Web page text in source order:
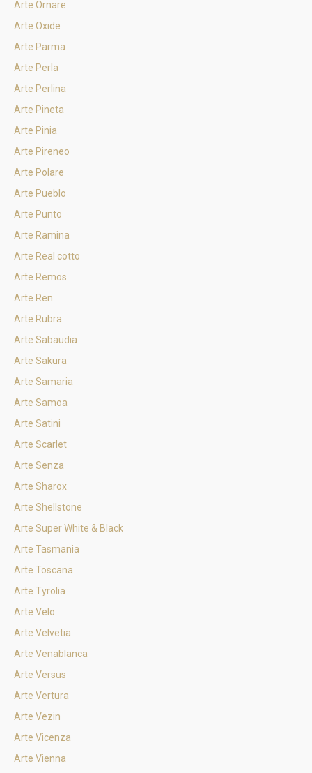
Arte Ornare
Arte Oxide
Arte Parma
Arte Perla
Arte Perlina
Arte Pineta
Arte Pinia
Arte Pireneo
Arte Polare
Arte Pueblo
Arte Punto
Arte Ramina
Arte Real cotto
Arte Remos
Arte Ren
Arte Rubra
Arte Sabaudia
Arte Sakura
Arte Samaria
Arte Samoa
Arte Satini
Arte Scarlet
Arte Senza
Arte Sharox
Arte Shellstone
Arte Super White & Black
Arte Tasmania
Arte Toscana
Arte Tyrolia
Arte Velo
Arte Velvetia
Arte Venablanca
Arte Versus
Arte Vertura
Arte Vezin
Arte Vicenza
Arte Vienna